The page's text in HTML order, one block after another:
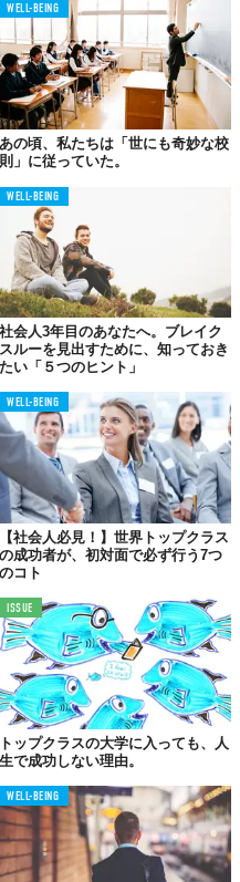
WELL-BEING
あの頃、私たちは「世にも奇妙な校
則」に従っていた。
WELL-BEING
社会人3年目のあなたへ。ブレイク
スルーを見出すために、知っておき
たい「５つのヒント」
WELL-BEING
【社会人必見！】世界トップクラス
の成功者が、初対面で必ず行う7つ
のコト
ISSUE
トップクラスの大学に入っても、人
生で成功しない理由。
WELL-BEING